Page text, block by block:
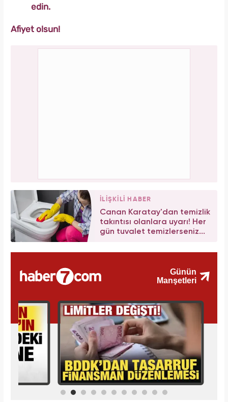
edin.
Afiyet olsun!
İLİŞKİLİ HABER
Canan Karatay'dan temizlik
takıntısı olanlara uyarı! Her
gün tuvalet temizlerseniz...